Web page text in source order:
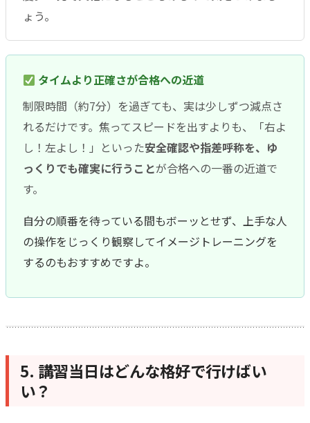
ょう。
タイムより正確さが合格への近道
制限時間（約7分）を過ぎても、実は少しずつ減点さ
れるだけです。焦ってスピードを出すよりも、「右よ
し！左よし！」といった安全確認や指差呼称を、ゆ
っくりでも確実に行うことが合格への一番の近道で
す。
自分の順番を待っている間もボーッとせず、上手な人
の操作をじっくり観察してイメージトレーニングを
するのもおすすめですよ。
5. 講習当日はどんな格好で行けばい
い？